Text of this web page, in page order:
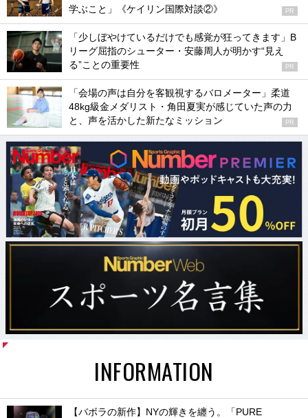
学ぶこと」《ケイリン国際対談②》
PR
「少しぼやけているだけでも感覚が狂ってきます」B
リーグ屈指のシューター・安藤周人が明かす“見え
る”ことの重要性
PR
「会場の声は自分を客観視するバロメーター」柔道
48kg級金メダリスト・角田夏実が感じていた声の力
と、声を活かした新たなミッション
PR
INFORMATION
【バボラの新作】NYの輝きを纏う。「PURE